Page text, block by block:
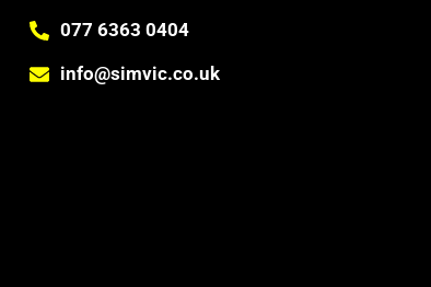
077 6363 0404
info@simvic.co.uk